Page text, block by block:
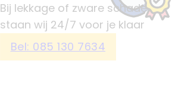
Bij lekkage of zware schade
staan wij 24/7 voor je klaar
Bel: 085 130 7634